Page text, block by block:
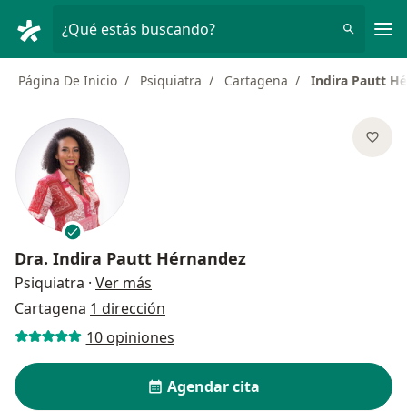
¿Qué estás buscando?
Página De Inicio Psiquiatra Cartagena Indira Pautt
Dra. Indira Pautt Hérnandez
Psiquiatra · Ver más
Cartagena 1 dirección
10 opiniones
Agendar cita